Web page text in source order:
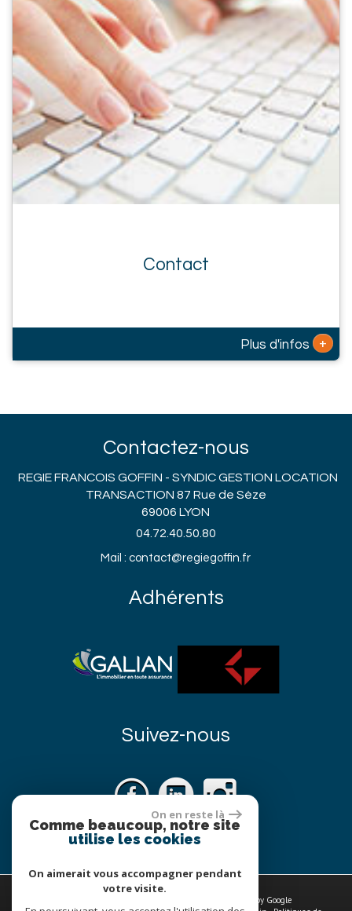
Contact
Plus d'infos +
Contactez-nous
REGIE FRANCOIS GOFFIN - SYNDIC GESTION LOCATION
TRANSACTION 87 Rue de Sèze
69006 LYON
04.72.40.50.80
Mail : contact@regiegoffin.fr
Adhérents
Suivez-nous
© 2026 | Tous droits réservés | Traduction powered by Google
On en reste là
Comme beaucoup, notre site
utilise les cookies
On aimerait vous accompagner pendant
votre visite.